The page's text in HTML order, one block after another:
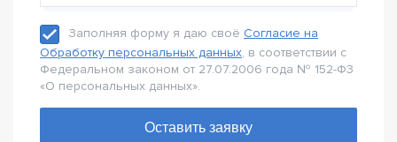
Заполняя форму я даю своё Согласие на
Обработку персональных данных, в соответствии с
Федеральном законом от 27.07.2006 года № 152-Ф3
«О персональных данных».